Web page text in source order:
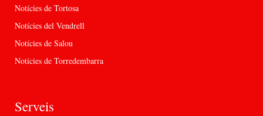
Notícies de Tortosa
Notícies del Vendrell
Notícies de Salou
Notícies de Torredembarra
Serveis